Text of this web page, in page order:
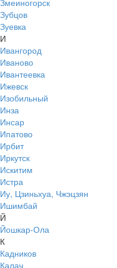
Змеиногорск
Зубцов
Зуевка
И
Ивангород
Иваново
Ивантеевка
Ижевск
Изобильный
Инза
Инсар
Ипатово
Ирбит
Иркутск
Искитим
Истра
Иу, Цзиньхуа, Чжэцзян
Ишимбай
Й
Йошкар-Ола
К
Кадников
Калач